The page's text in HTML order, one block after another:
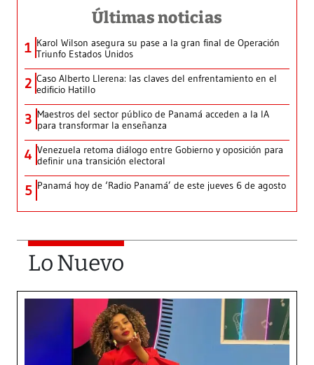
Últimas noticias
1 Karol Wilson asegura su pase a la gran final de Operación
Triunfo Estados Unidos
2 Caso Alberto Llerena: las claves del enfrentamiento en el
edificio Hatillo
3 Maestros del sector público de Panamá acceden a la IA
para transformar la enseñanza
4 Venezuela retoma diálogo entre Gobierno y oposición para
definir una transición electoral
5 Panamá hoy de ‘Radio Panamá’ de este jueves 6 de agosto
Lo Nuevo